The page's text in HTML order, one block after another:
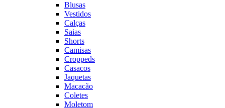
Blusas
Vestidos
Calças
Saias
Shorts
Camisas
Croppeds
Casacos
Jaquetas
Macacão
Coletes
Moletom